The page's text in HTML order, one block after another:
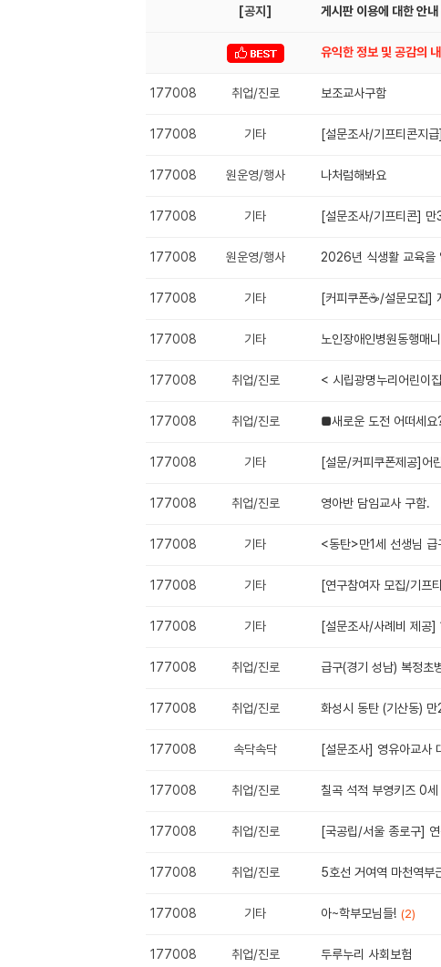
[공지] 게시판 이용에 대한 안내
유익한 정보 및 공감의
177008 취업/진로 보조교사구함
177008 기타 [설문조사/기프티콘지
177008 원운영/행사 나처럼해봐요
177008 기타 [설문조사/기프티콘]
177008 원운영/행사 2026년 식생활 교육을
177008 기타 [커피쿠폰☕️/설문모집]
177008 기타 노인장애인병원동행매
177008 취업/진로 < 시립광명누리어린이
177008 취업/진로 ■새로운 도전 어떠세
177008 기타 [설문/커피쿠폰제공]어
177008 취업/진로 영아반 담임교사 구함.
177008 기타 <동탄>만1세 선생님 급
177008 기타 [연구참여자 모집/기프
177008 기타 [설문조사/사례비 제공
177008 취업/진로 급구(경기 성남) 복정초
177008 취업/진로 화성시 동탄 (기산동)
177008 속닥속닥 [설문조사] 영유아교사
177008 취업/진로 칠곡 석적 부영키즈 0
177008 취업/진로 [국공립/서울 종로구]
177008 취업/진로 5호선 거여역 마천역부
177008 기타 아~학부모님들! (2)
177008 취업/진로 두루누리 사회보험